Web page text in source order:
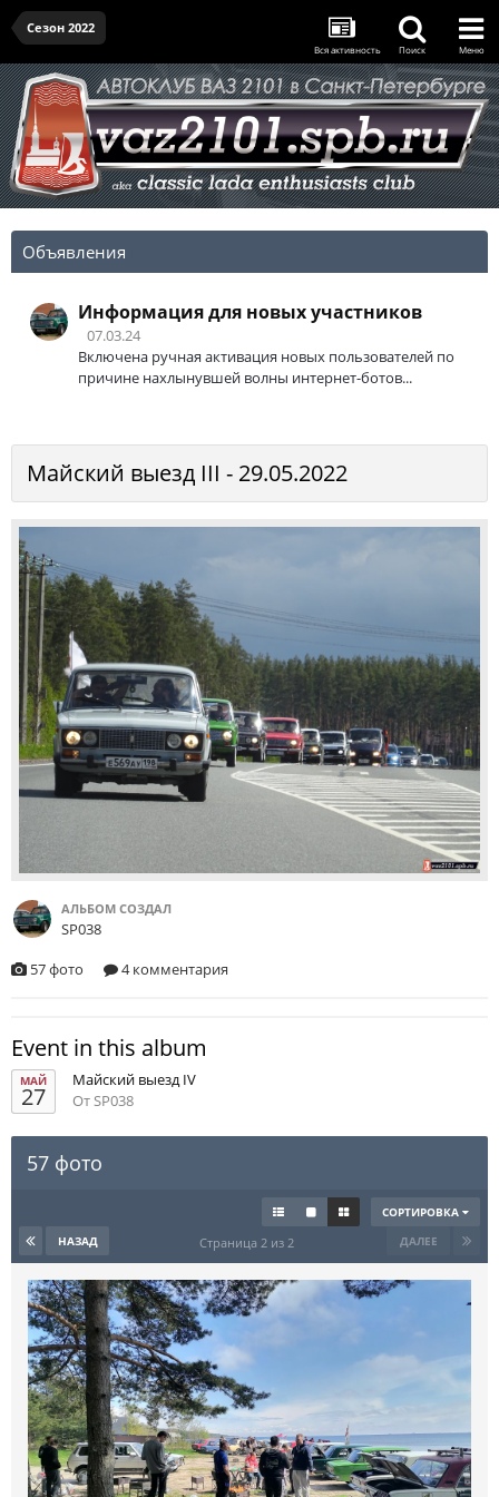
Сезон 2022
Вся активность Поиск Меню
Объявления
Информация для новых участников
07.03.24
Включена ручная активация новых пользователей по
причине нахлынувшей волны интернет-ботов...
Майский выезд III - 29.05.2022
АЛЬБОМ СОЗДАЛ
SP038
57 фото 4 комментария
Event in this album
МАЙ
27
Майский выезд IV
От SP038
57 фото
СОРТИРОВКА
НАЗАД
ДАЛЕЕ
Страница 2 из 2